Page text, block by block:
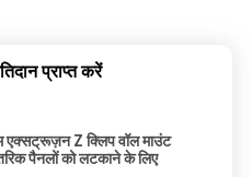
प्राप्त करें
एक्सट्रूज़न Z क्लिप वॉल माउंट
पैनलों को लटकाने के लिए